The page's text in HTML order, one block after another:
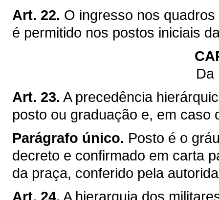
Art. 22. O ingresso nos
é permitido nos postos iniciais
Da
Art. 23. A precedência
posto ou graduação e, em caso
Parágrafo único. Posto é o
decreto e confirmado em carta
da praça, conferido pela
Art. 24. A hierarquia dos